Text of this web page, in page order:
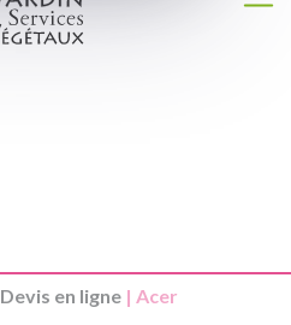
Devis en ligne | Acer